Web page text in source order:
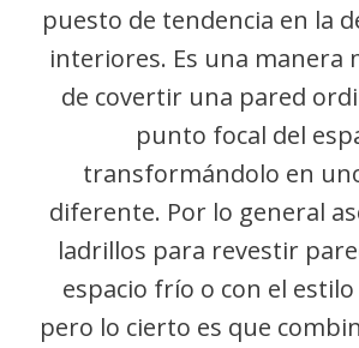
puesto de tendencia en la
interiores. Es una manera
de covertir una pared
punto focal del
transformándolo en
diferente. Por lo general
ladrillos para revestir
espacio frío o con el
pero lo cierto es que